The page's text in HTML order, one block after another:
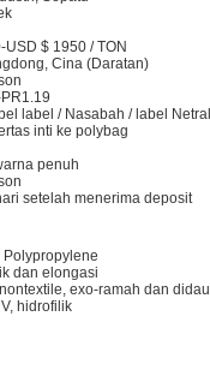
USD $ 1950 / TON
Cina (Daratan)
label / Nasabah / label Netral
inti ke polybag
penuh
setelah menerima deposit
dan elongasi
exo-ramah dan
hidrofilik